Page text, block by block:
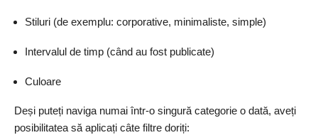
Stiluri (de exemplu: corporative, minimaliste, simple)
Intervalul de timp (când au fost publicate)
Culoare
Deși puteți naviga numai într-o singură categorie o dată, aveți
posibilitatea să aplicați câte filtre doriți: